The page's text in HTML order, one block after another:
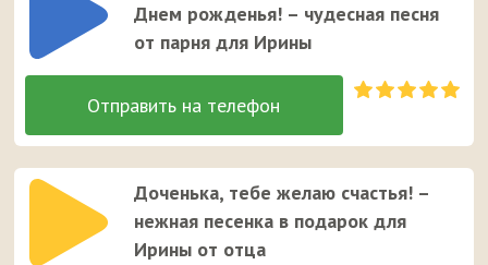
Днем рожденья! – чудесная песня
от парня для Ирины
Доченька, тебе желаю счастья! –
нежная песенка в подарок для
Ирины от отца